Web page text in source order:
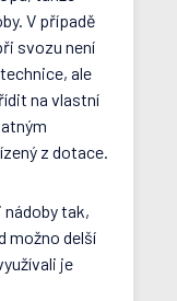
V případě
svozu není
ale
na vlastní
z dotace.
nádoby tak,
možno delší
je